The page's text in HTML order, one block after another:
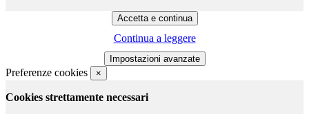
Continua a leggere
Preferenze cookies ×
Cookies strettamente necessari